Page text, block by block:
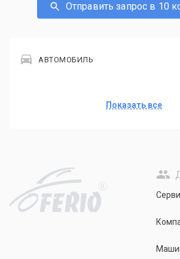
Отправить запрос в 10
АВТОМОБИЛЬ
Показать все
R